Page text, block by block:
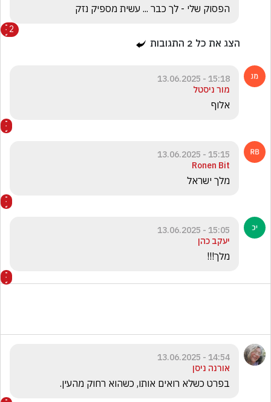
הפסוק שלי - לך כבר ... עשית מספיק נזק
2
הצג את כל 2 התגובות
15:18 - 13.06.2025
מור ניסטל
אלוף
15:15 - 13.06.2025
Ronen Bit
מלך ישראל
15:05 - 13.06.2025
יעקב כהן
מלך!!!
14:54 - 13.06.2025
אורנה ניסן
בפרט כשלא רואים אותו, כשהוא רחוק מהעין.